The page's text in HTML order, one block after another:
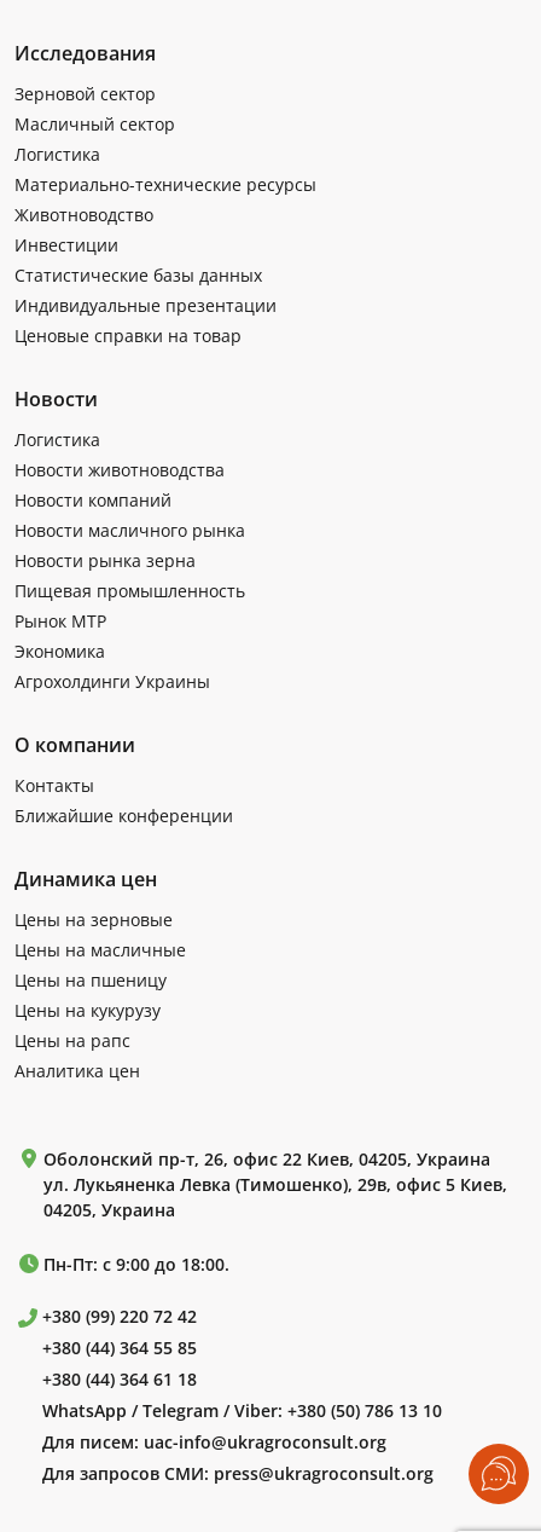
Исследования
Зерновой сектор
Масличный сектор
Логистика
Материально-технические ресурсы
Животноводство
Инвестиции
Статистические базы данных
Индивидуальные презентации
Ценовые справки на товар
Новости
Логистика
Новости животноводства
Новости компаний
Новости масличного рынка
Новости рынка зерна
Пищевая промышленность
Рынок МТР
Экономика
Агрохолдинги Украины
О компании
Контакты
Ближайшие конференции
Динамика цен
Цены на зерновые
Цены на масличные
Цены на пшеницу
Цены на кукурузу
Цены на рапс
Аналитика цен
Оболонский пр-т, 26, офис 22 Киев, 04205, Украина
ул. Лукьяненка Левка (Тимошенко), 29в, офис 5 Киев,
04205, Украина
Пн-Пт: с 9:00 до 18:00.
+380 (99) 220 72 42
+380 (44) 364 55 85
+380 (44) 364 61 18
WhatsApp / Telegram / Viber: +380 (50) 786 13 10
Для писем: uac-info@ukragroconsult.org
Для запросов СМИ: press@ukragroconsult.org